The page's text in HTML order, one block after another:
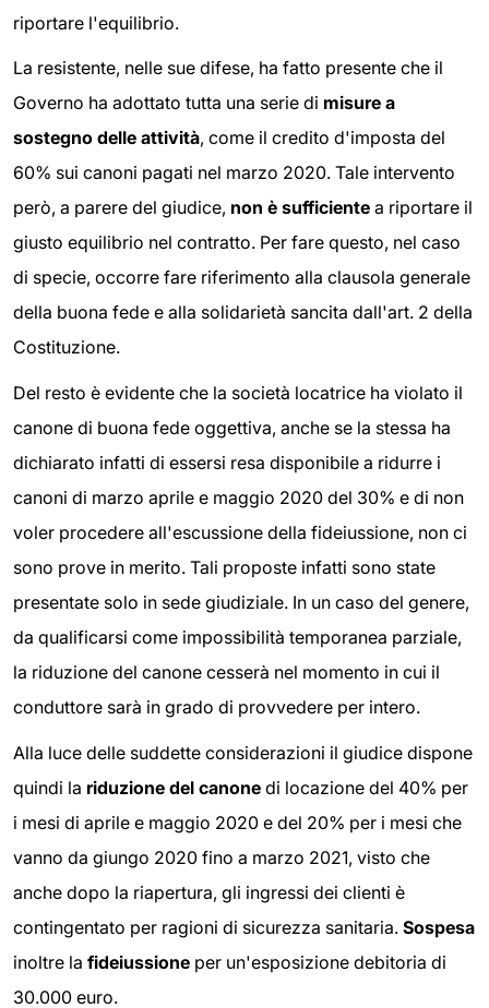
riportare l'equilibrio.
La resistente, nelle sue difese, ha fatto presente che il
Governo ha adottato tutta una serie di misure a
sostegno delle attività, come il credito d'imposta del
60% sui canoni pagati nel marzo 2020. Tale intervento
però, a parere del giudice, non è sufficiente a riportare il
giusto equilibrio nel contratto. Per fare questo, nel caso
di specie, occorre fare riferimento alla clausola generale
della buona fede e alla solidarietà sancita dall'art. 2 della
Costituzione.
Del resto è evidente che la società locatrice ha violato il
canone di buona fede oggettiva, anche se la stessa ha
dichiarato infatti di essersi resa disponibile a ridurre i
canoni di marzo aprile e maggio 2020 del 30% e di non
voler procedere all'escussione della fideiussione, non ci
sono prove in merito. Tali proposte infatti sono state
presentate solo in sede giudiziale. In un caso del genere,
da qualificarsi come impossibilità temporanea parziale,
la riduzione del canone cesserà nel momento in cui il
conduttore sarà in grado di provvedere per intero.
Alla luce delle suddette considerazioni il giudice dispone
quindi la riduzione del canone di locazione del 40% per
i mesi di aprile e maggio 2020 e del 20% per i mesi che
vanno da giungo 2020 fino a marzo 2021, visto che
anche dopo la riapertura, gli ingressi dei clienti è
contingentato per ragioni di sicurezza sanitaria. Sospesa
inoltre la fideiussione per un'esposizione debitoria di
30.000 euro.